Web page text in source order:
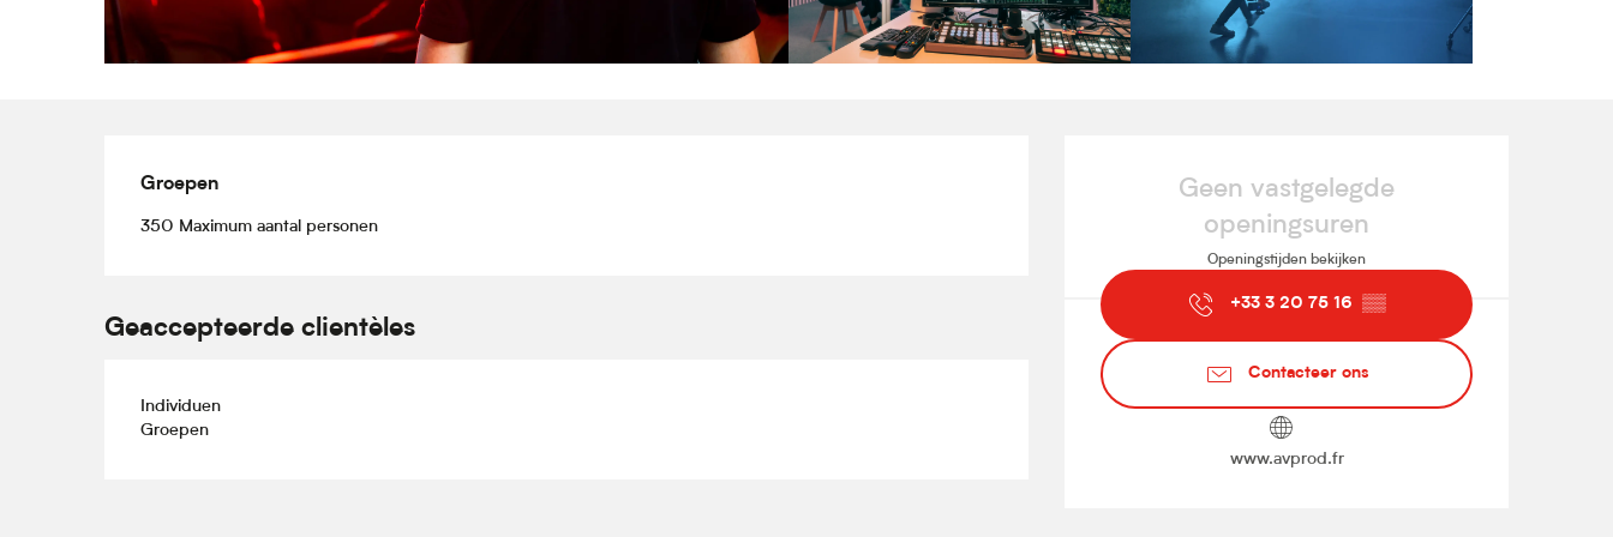
Geen vastgelegde
openingsuren
Openingstijden bekijken
+33 3 20 75 16 ▒▒
Contacteer ons
www.avprod.fr
Groepen
Groepen
350 Maximum aantal personen
Geaccepteerde clientèles
Individuen
Groepen